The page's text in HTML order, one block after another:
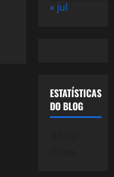
« jul
ESTATÍSTICAS
DO BLOG